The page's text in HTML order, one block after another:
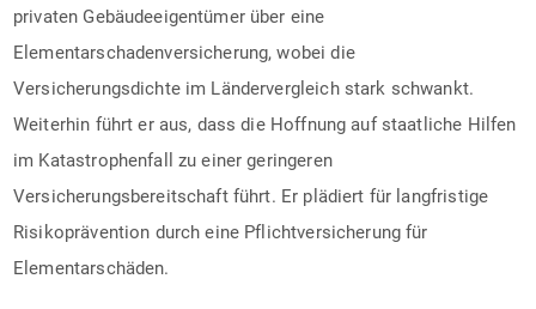
privaten Gebäudeeigentümer über eine
Elementarschadenversicherung, wobei die
Versicherungsdichte im Ländervergleich stark schwankt.
Weiterhin führt er aus, dass die Hoffnung auf staatliche Hilfen
im Katastrophenfall zu einer geringeren
Versicherungsbereitschaft führt. Er plädiert für langfristige
Risikoprävention durch eine Pflichtversicherung für
Elementarschäden.